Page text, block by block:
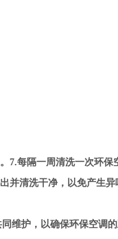
7.每隔一周清洗一次环
并清洗干净，以免产生异
维护，以确保环保空调的